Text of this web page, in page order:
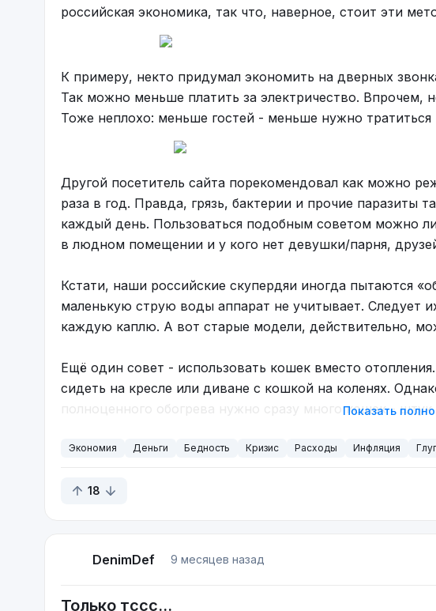
российская экономика, так что, наверное, стоит эти
К примеру, некто придумал экономить на дверных
Так можно меньше платить за электричество. Впрочем,
Тоже неплохо: меньше гостей - меньше нужно тратиться
Другой посетитель сайта порекомендовал как можно
раза в год. Правда, грязь, бактерии и прочие паразиты
каждый день. Пользоваться подобным советом можно
в людном помещении и у кого нет девушки/парня,
Кстати, наши российские скупердяи иногда пытаются
маленькую струю воды аппарат не учитывает. Следует
каждую каплю. А вот старые модели, действительно,
Ещё один совет - использовать кошек вместо
сидеть на кресле или диване с кошкой на коленях.
полноценного обогрева нужно сразу много кошек -
Показать
Экономия Деньги Бедность Кризис Расходы Инфляция
18
DenimDef 9 месяцев назад
Только тссс...